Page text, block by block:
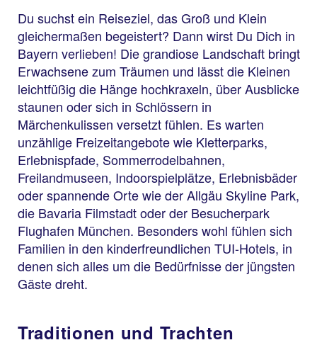
Du suchst ein Reiseziel, das Groß und Klein
gleichermaßen begeistert? Dann wirst Du Dich in
Bayern verlieben! Die grandiose Landschaft bringt
Erwachsene zum Träumen und lässt die Kleinen
leichtfüßig die Hänge hochkraxeln, über Ausblicke
staunen oder sich in Schlössern in
Märchenkulissen versetzt fühlen. Es warten
unzählige Freizeitangebote wie Kletterparks,
Erlebnispfade, Sommerrodelbahnen,
Freilandmuseen, Indoorspielplätze, Erlebnisbäder
oder spannende Orte wie der Allgäu Skyline Park,
die Bavaria Filmstadt oder der Besucherpark
Flughafen München. Besonders wohl fühlen sich
Familien in den kinderfreundlichen TUI-Hotels, in
denen sich alles um die Bedürfnisse der jüngsten
Gäste dreht.
Traditionen und Trachten